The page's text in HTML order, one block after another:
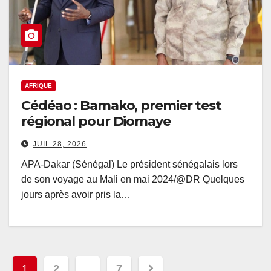
AFRIQUE
Cédéao : Bamako, premier test
régional pour Diomaye
JUIL 28, 2026
APA-Dakar (Sénégal) Le président sénégalais lors
de son voyage au Mali en mai 2024/@DR Quelques
jours après avoir pris la…
1 2 … 7